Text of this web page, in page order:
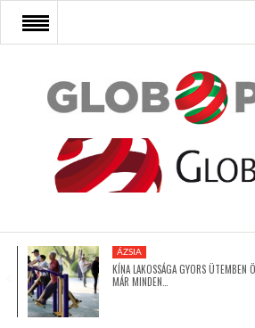
FŐOLDAL
AFRIKA
ÁZSIA
ÁZSIA
KÍNA LAKOSSÁGA GYORS ÜTEMBEN
MÁR MINDEN…